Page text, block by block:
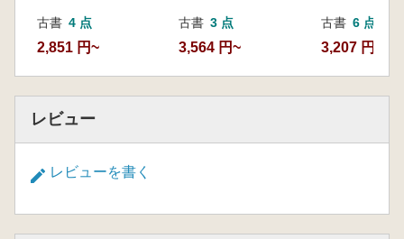
古書 4 点
2,851 円~
古書 3 点
3,564 円~
古書 6 点
3,207 円~
レビュー
レビューを書く